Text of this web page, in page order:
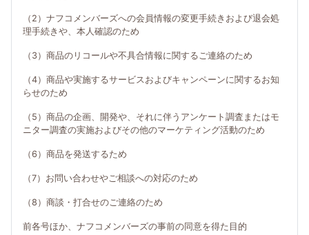
（2）ナフコメンバーズへの会員情報の変更手続きおよび退会処
理手続きや、本人確認のため
（3）商品のリコールや不具合情報に関するご連絡のため
（4）商品や実施するサービスおよびキャンペーンに関するお知
らせのため
（5）商品の企画、開発や、それに伴うアンケート調査またはモ
ニター調査の実施およびその他のマーケティング活動のため
（6）商品を発送するため
（7）お問い合わせやご相談への対応のため
（8）商談・打合せのご連絡のため
前各号ほか、ナフコメンバーズの事前の同意を得た目的